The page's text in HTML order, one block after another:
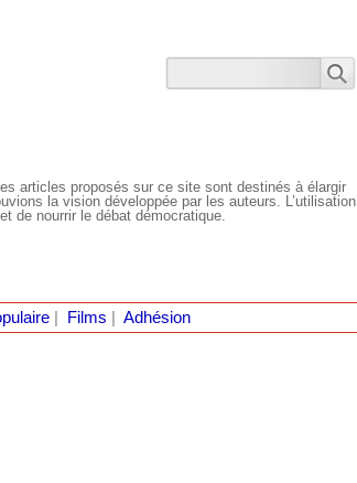
articles proposés sur ce site sont destinés à élargir
la vision développée par les auteurs. L’utilisation
de nourrir le débat démocratique.
| Films Adhésion